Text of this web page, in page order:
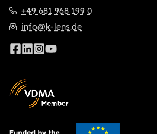
+49 681 968 199 0
info@k-lens.de